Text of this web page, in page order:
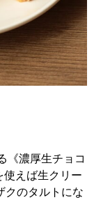
《濃厚生チョコ
えば生クリー
クのタルトにな